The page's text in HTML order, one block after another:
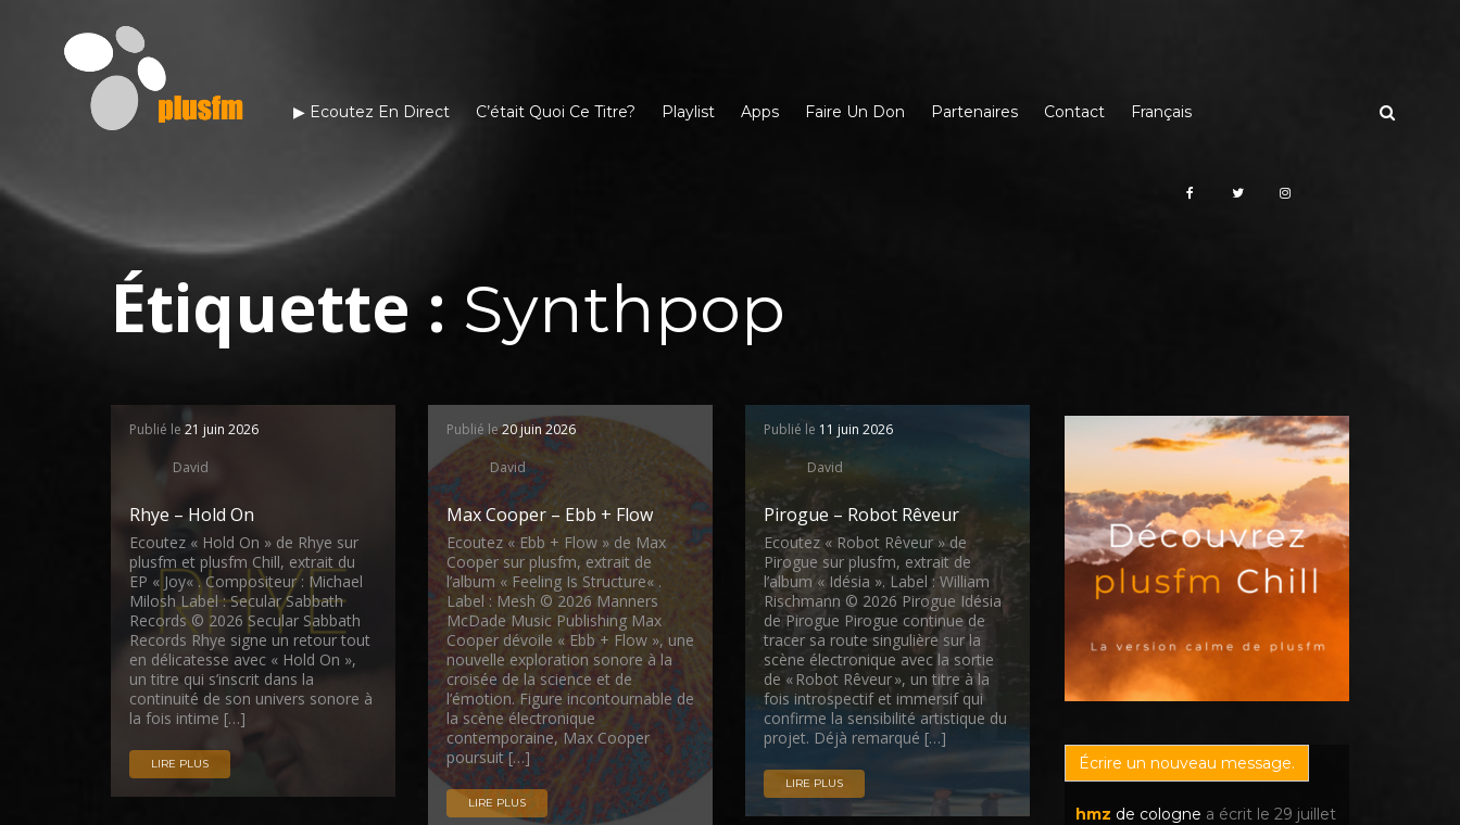
▶︎ Ecoutez En Direct C’était Quoi Ce Titre? Playlist Apps Faire Un Don Partenaires Contact Français
Étiquette : Synthpop
Publié le 21 juin 2026
David
Rhye – Hold On
Ecoutez « Hold On » de Rhye sur
plusfm et plusfm Chill, extrait du
EP « Joy« . Compositeur : Michael
Milosh Label : Secular Sabbath
Records © 2026 Secular Sabbath
Records Rhye signe un retour tout
en délicatesse avec « Hold On »,
un titre qui s’inscrit dans la
continuité de son univers sonore à
la fois intime […]
LIRE PLUS
Publié le20 juin 2026
David
Max Cooper – Ebb + Flow
Ecoutez « Ebb + Flow » de Max
Cooper sur plusfm, extrait de
l’album « Feeling Is Structure« .
Label : Mesh © 2026 Manners
McDade Music Publishing Max
Cooper dévoile « Ebb + Flow », une
nouvelle exploration sonore à la
croisée de la science et de
l’émotion. Figure incontournable de
la scène électronique
contemporaine, Max Cooper
poursuit […]
LIRE PLUS
Publié le 11 juin 2026
David
Pirogue – Robot Rêveur
Ecoutez « Robot Rêveur » de
Pirogue sur plusfm, extrait de
l’album « Idésia ». Label : William
Rischmann © 2026 Pirogue Idésia
de Pirogue Pirogue continue de
tracer sa route singulière sur la
scène électronique avec la sortie
de « Robot Rêveur », un titre à la
fois introspectif et immersif qui
confirme la sensibilité artistique du
projet. Déjà remarqué […]
LIRE PLUS
hmz de cologne a écrit le 29 juillet